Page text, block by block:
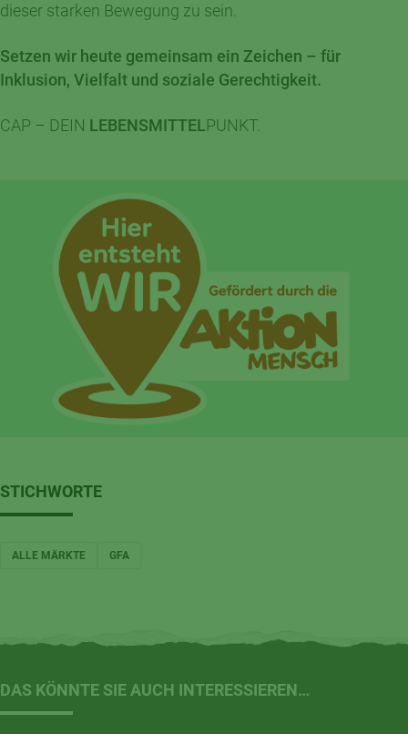
dieser starken Bewegung zu sein.
Setzen wir heute gemeinsam ein Zeichen – für
Inklusion, Vielfalt und soziale Gerechtigkeit.
CAP – DEIN LEBENSMITTELPUNKT.
STICHWORTE
ALLE MÄRKTE GFA
DAS KÖNNTE SIE AUCH INTERESSIEREN…